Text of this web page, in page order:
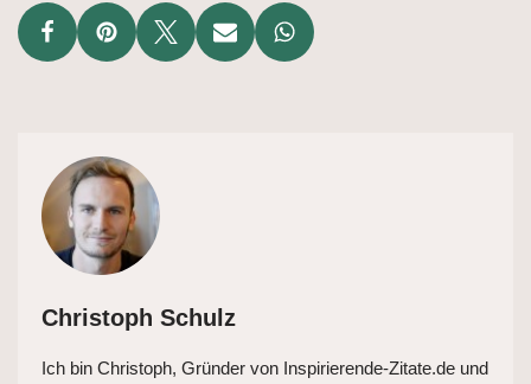
Christoph Schulz
Ich bin Christoph, Gründer von Inspirierende-Zitate.de und